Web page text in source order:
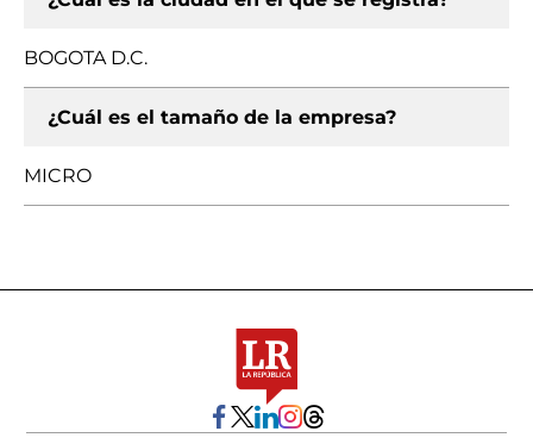
BOGOTA D.C.
¿Cuál es el tamaño de la empresa?
MICRO